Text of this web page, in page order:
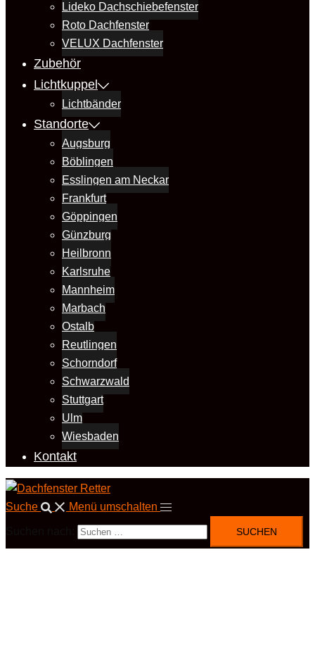
Lideko Dachschiebefenster
Roto Dachfenster
VELUX Dachfenster
Zubehör
Lichtkuppel
Lichtbänder
Standorte
Augsburg
Böblingen
Esslingen am Neckar
Frankfurt
Göppingen
Günzburg
Heilbronn
Karlsruhe
Mannheim
Marbach
Ostalb
Reutlingen
Schorndorf
Schwarzwald
Stuttgart
Ulm
Wiesbaden
Kontakt
Suche Menü umschalten